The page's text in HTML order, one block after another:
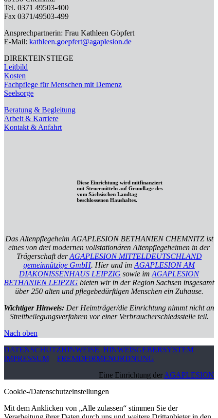
Tel. 0371 49503-400
Fax 0371/49503-499
Ansprechpartnerin: Frau Kathleen Göpfert
E-Mail: kathleen.goepfert@agaplesion.de
DIREKTEINSTIEGE
Leitbild
Kosten
Fachpflege für Menschen mit Demenz
Seelsorge
Beratung & Begleitung
Arbeit & Karriere
Kontakt & Anfahrt
Diese Einrichtung wird mitfinanziert
mit Steuermitteln auf Grundlage des
vom Sächsischen Landtag
beschlossenen Haushaltes.
Das Altenpflegeheim AGAPLESION BETHANIEN CHEMNITZ ist
eines von drei modernen vollstationären Altenpflegeheimen in der
Trägerschaft derAGAPLESION MITTELDEUTSCHLAND
gemeinnützige GmbH. Hier und im AGAPLESION AM
DIAKONISSENHAUS LEIPZIG sowie im AGAPLESION
BETHANIEN LEIPZIG bieten wir in der Region Sachsen insgesamt
über 250 alten und pflegebedürftigen Menschen ein Zuhause.
Wichtiger Hinweis: Der Heimträger/die Einrichtung nimmt nicht an
Streitbeilegungsverfahren vor einer Verbraucherschiedsstelle teil.
Nach oben
DATENSCHUTZHINWEISE HINWEISGEBERSYSTEM
IMPRESSUM
FREMDFIRMENORDNUNG
Eine Einrichtung der AGAPLESION
Cookie-/Datenschutzeinstellungen
Mit dem Anklicken von „Alle zulassen“ stimmen Sie der